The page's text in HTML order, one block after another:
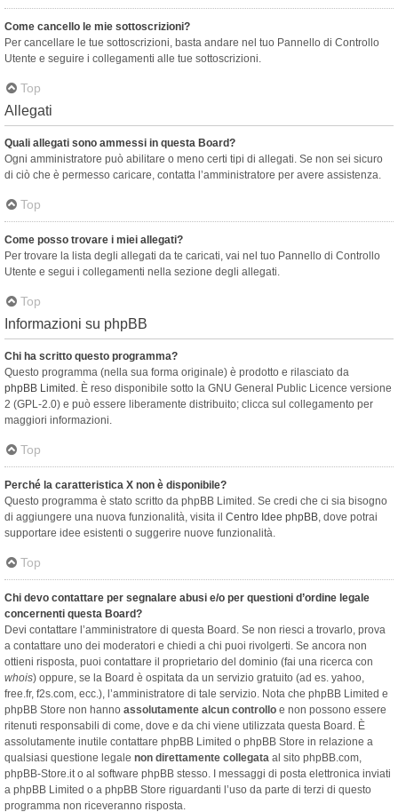
Come cancello le mie sottoscrizioni?
Per cancellare le tue sottoscrizioni, basta andare nel tuo Pannello di Controllo
Utente e seguire i collegamenti alle tue sottoscrizioni.
Top
Allegati
Quali allegati sono ammessi in questa Board?
Ogni amministratore può abilitare o meno certi tipi di allegati. Se non sei sicuro
di ciò che è permesso caricare, contatta l’amministratore per avere assistenza.
Top
Come posso trovare i miei allegati?
Per trovare la lista degli allegati da te caricati, vai nel tuo Pannello di Controllo
Utente e segui i collegamenti nella sezione degli allegati.
Top
Informazioni su phpBB
Chi ha scritto questo programma?
Questo programma (nella sua forma originale) è prodotto e rilasciato da
phpBB Limited . È reso disponibile sotto la GNU General Public Licence versione
2 (GPL-2.0) e può essere liberamente distribuito; clicca sul collegamento per
maggiori informazioni.
Top
Perché la caratteristica X non è disponibile?
Questo programma è stato scritto da phpBB Limited. Se credi che ci sia bisogno
di aggiungere una nuova funzionalità, visita il Centro Idee phpBB, dove potrai
supportare idee esistenti o suggerire nuove funzionalità.
Top
Chi devo contattare per segnalare abusi e/o per questioni d’ordine legale
concernenti questa Board?
Devi contattare l’amministratore di questa Board. Se non riesci a trovarlo, prova
a contattare uno dei moderatori e chiedi a chi puoi rivolgerti. Se ancora non
ottieni risposta, puoi contattare il proprietario del dominio (fai una ricerca con
whois) oppure, se la Board è ospitata da un servizio gratuito (ad es. yahoo,
free.fr, f2s.com, ecc.), l’amministratore di tale servizio. Nota che phpBB Limited e
phpBB Store non hanno assolutamente alcun controllo e non possono essere
ritenuti responsabili di come, dove e da chi viene utilizzata questa Board. È
assolutamente inutile contattare phpBB Limited o phpBB Store in relazione a
qualsiasi questione legale non direttamente collegata al sito phpBB.com,
phpBB-Store.it o al software phpBB stesso. I messaggi di posta elettronica inviati
a phpBB Limited o a phpBB Store riguardanti l’uso da parte di terzi di questo
programma non riceveranno risposta.